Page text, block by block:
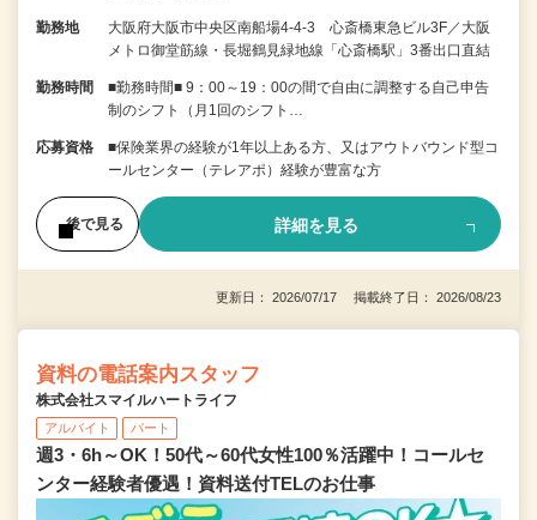
勤務地
大阪府大阪市中央区南船場4-4-3 心斎橋東急ビル3F／大阪
メトロ御堂筋線・長堀鶴見緑地線「心斎橋駅」3番出口直結
勤務時間
■勤務時間■ 9：00～19：00の間で自由に調整する自己申告
制のシフト（月1回のシフト…
応募資格
■保険業界の経験が1年以上ある方、又はアウトバウンド型コ
ールセンター（テレアポ）経験が豊富な方
後で見る 詳細を見る
更新日： 2026/07/17 掲載終了日： 2026/08/23
資料の電話案内スタッフ
株式会社スマイルハートライフ
アルバイト パート
週3・6h～OK！50代～60代女性100％活躍中！コールセ
ンター経験者優遇！資料送付TELのお仕事